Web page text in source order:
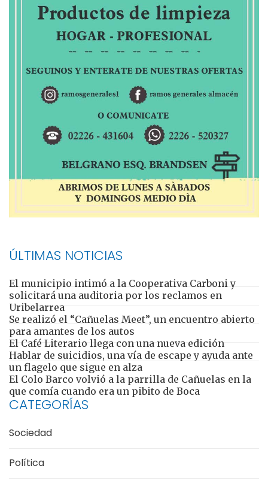
ÚLTIMAS NOTICIAS
El municipio intimó a la Cooperativa Carboni y
solicitará una auditoria por los reclamos en
Uribelarrea
Se realizó el “Cañuelas Meet”, un encuentro abierto
para amantes de los autos
El Café Literario llega con una nueva edición
Hablar de suicidios, una vía de escape y ayuda ante
un flagelo que sigue en alza
El Colo Barco volvió a la parrilla de Cañuelas en la
que comía cuando era un pibito de Boca
CATEGORÍAS
Sociedad
Política